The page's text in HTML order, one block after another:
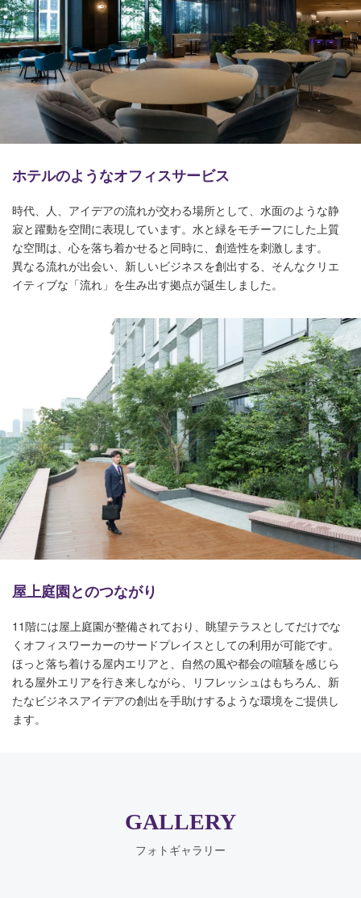
ホテルのようなオフィスサービス
時代、人、アイデアの流れが交わる場所として、水面のような静
寂と躍動を空間に表現しています。水と緑をモチーフにした上質
な空間は、心を落ち着かせると同時に、創造性を刺激します。
異なる流れが出会い、新しいビジネスを創出する、そんなクリエ
イティブな「流れ」を生み出す拠点が誕生しました。
屋上庭園とのつながり
11階には屋上庭園が整備されており、眺望テラスとしてだけでな
くオフィスワーカーのサードプレイスとしての利用が可能です。
ほっと落ち着ける屋内エリアと、自然の風や都会の喧騒を感じら
れる屋外エリアを行き来しながら、
リフレッシュはもちろん、新
たなビジネスアイデアの創出を手助けするような環境をご提供し
ます。
GALLERY
フォトギャラリー